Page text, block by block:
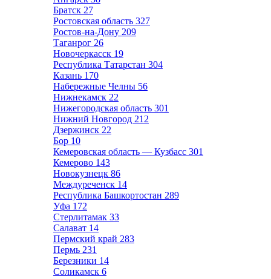
Братск 27
Ростовская область 327
Ростов-на-Дону 209
Таганрог 26
Новочеркасск 19
Республика Татарстан 304
Казань 170
Набережные Челны 56
Нижнекамск 22
Нижегородская область 301
Нижний Новгород 212
Дзержинск 22
Бор 10
Кемеровская область — Кузбасс 301
Кемерово 143
Новокузнецк 86
Междуреченск 14
Республика Башкортостан 289
Уфа 172
Стерлитамак 33
Салават 14
Пермский край 283
Пермь 231
Березники 14
Соликамск 6